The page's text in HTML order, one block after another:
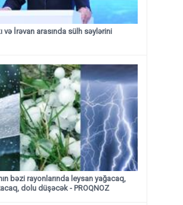
və İrəvan arasında sülh səylərini
bəzi rayonlarında leysan yağacaq,
dolu düşəcək - PROQNOZ